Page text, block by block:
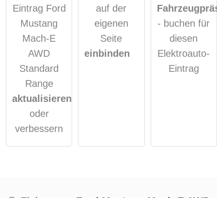
Eintrag Ford
Mustang
Mach-E
AWD
Standard
Range
aktualisieren
oder
verbessern
auf der
eigenen
Seite
einbinden
- buchen für
diesen
Elektroauto-
Eintrag